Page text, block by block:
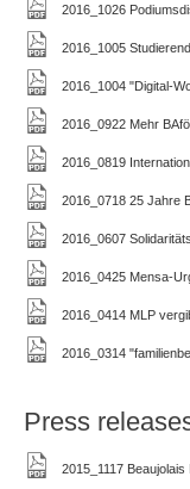
2016_1026
2016_1005
2016_1004 "Digital-
2016_0922 Mehr
2016_0819
2016_0718 25 Jahre
2016_0607
2016_0425 Mensa-
2016_0414 MLP
2016_0314
Press
2015_1117